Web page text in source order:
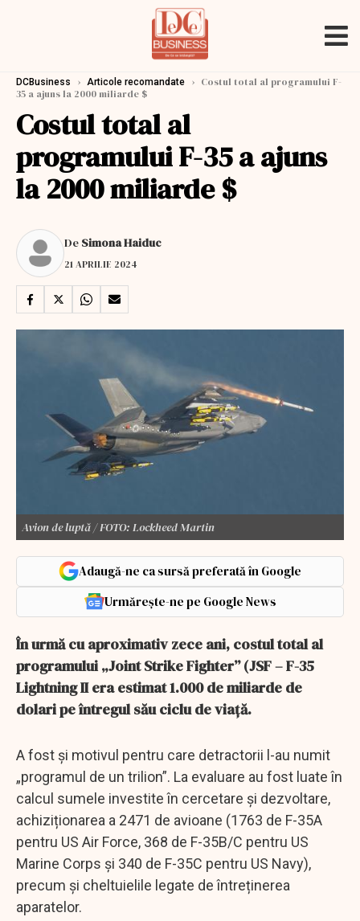
DCBusiness › Articole recomandate › Costul total al programului F-
35 a ajuns la 2000 miliarde $
Costul total al
programului F-35 a ajuns
la 2000 miliarde $
De Simona Haiduc
21 APRILIE 2024
Avion de luptă / FOTO: Lockheed Martin
Adaugă-ne ca sursă preferată în Google
Urmărește-ne pe Google News
În urmă cu aproximativ zece ani, costul total al
programului „Joint Strike Fighter” (JSF – F-35
Lightning II era estimat 1.000 de miliarde de
dolari pe întregul său ciclu de viață.
A fost și motivul pentru care detractorii l-au numit
„programul de un trilion”. La evaluare au fost luate în
calcul sumele investite în cercetare și dezvoltare,
achiziționarea a 2471 de avioane (1763 de F-35A
pentru US Air Force, 368 de F-35B/C pentru US
Marine Corps și 340 de F-35C pentru US Navy),
precum și cheltuielile legate de întreținerea
aparatelor.